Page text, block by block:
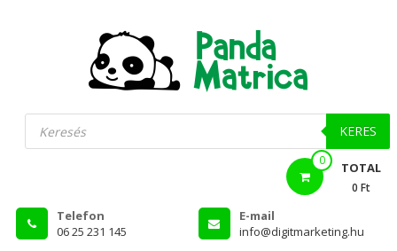
PandaMatrica
falmatrica
Products
search KERES
0 TOTAL
0 Ft
Telefon
06 25 231 145
E-mail
info@digitmarketing.hu